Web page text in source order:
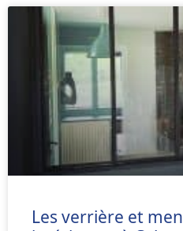
Les verrière et